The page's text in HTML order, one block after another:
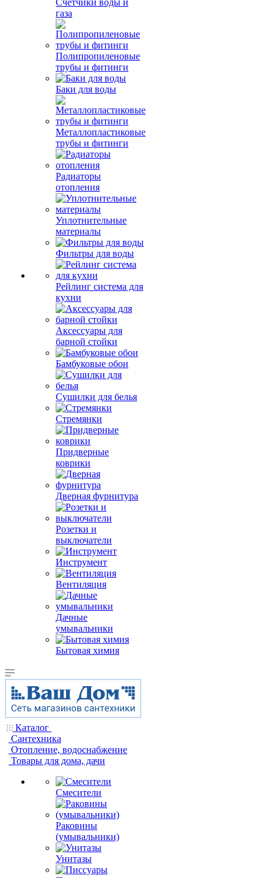
Счетчики воды и
газа
Полипропиленовые
трубы и фитинги
Баки для воды
Металлопластиковые
трубы и фитинги
Радиаторы
отопления
Уплотнительные
материалы
Фильтры для воды
Рейлинг система для
кухни
Аксессуары для
барной стойки
Бамбуковые обои
Сушилки для белья
Стремянки
Придверные
коврики
Дверная фурнитура
Розетки и
выключатели
Инструмент
Вентиляция
Дачные
умывальники
Бытовая химия
Каталог
Сантехника
Отопление, водоснабжение
Товары для дома, дачи
Смесители
Раковины
(умывальники)
Унитазы